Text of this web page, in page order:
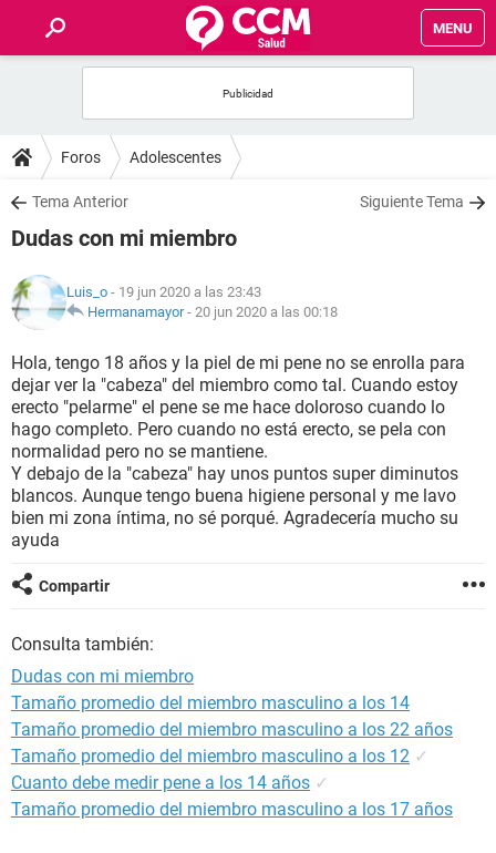
MENU
FOROS
SALUD
NUTRICIÓN
BIENESTAR
SEXUALIDAD
GLOSARIO
Foros Adolescentes
Tema Anterior Siguiente Tema
Dudas con mi miembro
Luis_o - 19 jun 2020 a las 23:43
Hermanamayor- 20 jun 2020 a las 00:18
Hola, tengo 18 años y la piel de mi pene no se enrolla para
dejar ver la "cabeza" del miembro como tal. Cuando estoy
erecto "pelarme" el pene se me hace doloroso cuando lo
hago completo. Pero cuando no está erecto, se pela con
normalidad pero no se mantiene.
Y debajo de la "cabeza" hay unos puntos super diminutos
blancos. Aunque tengo buena higiene personal y me lavo
bien mi zona íntima, no sé porqué. Agradecería mucho su
ayuda
Compartir
Consulta también:
Dudas con mi miembro
Tamaño promedio del miembro masculino a los 14
Tamaño promedio del miembro masculino a los 22 años
Tamaño promedio del miembro masculino a los 12 ✓
Cuanto debe medir pene a los 14 años ✓
Tamaño promedio del miembro masculino a los 17 años